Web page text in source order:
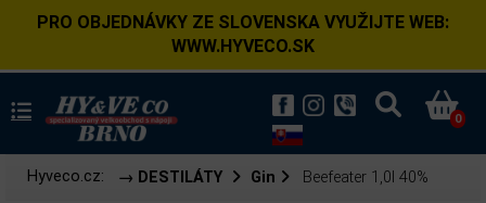
PRO OBJEDNÁVKY ZE SLOVENSKA VYUŽIJTE WEB:
WWW.HYVECO.SK
0
Hyveco.cz: → DESTILÁTY Gin Beefeater 1,0l 40%